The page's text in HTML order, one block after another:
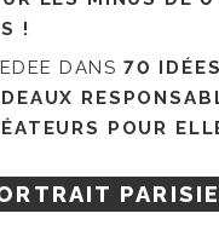
!
DANS 70 IDÉES
POUR